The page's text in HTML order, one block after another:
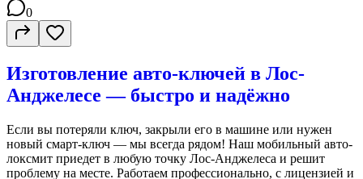
0
Изготовление авто-ключей в Лос-
Анджелесе — быстро и надёжно
Если вы потеряли ключ, закрыли его в машине или нужен
новый смарт-ключ — мы всегда рядом! Наш мобильный авто-
локсмит приедет в любую точку Лос-Анджелеса и решит
проблему на месте. Работаем профессионально, с лицензией и